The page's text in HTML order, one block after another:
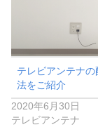
テレビアンテナの
法をご紹介
2020年6月30日
テレビアンテナ